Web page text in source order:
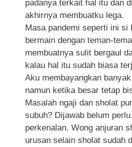
padanya terkait hal itu dan
akhirnya membuatku lega.
Masa pandemi seperti ini si
bermain dengan teman-
membuatnya sulit bergaul
kalau hal itu sudah biasa
Aku membayangkan
namun ketika besar tetap
Masalah ngaji dan sholat
subuh? Dijawab belum
perkenalan. Wong anjuran
urusan selain sholat sudah